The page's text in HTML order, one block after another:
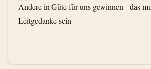
Andere in Güte für uns gewinnen - das
Leitgedanke sein